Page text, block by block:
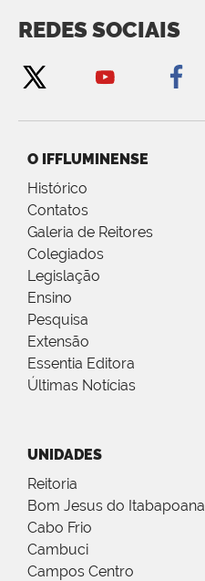
REDES SOCIAIS
O IFFLUMINENSE
Histórico
Contatos
Galeria de Reitores
Colegiados
Legislação
Ensino
Pesquisa
Extensão
Essentia Editora
Últimas Notícias
UNIDADES
Reitoria
Bom Jesus do Itabapoana
Cabo Frio
Cambuci
Campos Centro